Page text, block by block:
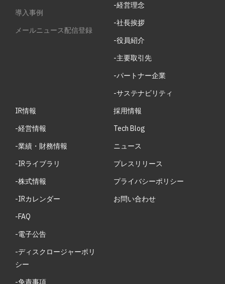
導入事例
メールニュース配信登録
-経営理念
-社長挨拶
-役員紹介
-主要取引先
-パートナー企業
-サステナビリティ
IR情報
-経営情報
-業績・財務情報
-IRライブラリ
-株式情報
-IRカレンダー
-FAQ
-電子公告
-ディスクロージャーポリ
シー
-免責事項
採用情報
Tech Blog
ニュース
プレスリリース
プライバシーポリシー
お問い合わせ